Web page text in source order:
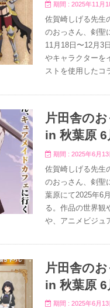
期間 : 2025年11月
佐賀崎しげる先生
のおっさん、剣聖
11月18日〜12月3
やキャラクターを
ストを使用したコ
片田舎の
in 秋葉原
期間 : 2025年6月13
佐賀崎しげる先生
のおっさん、剣聖
葉原にて2025年6
る。作品の世界観
や、アニメビジュ
片田舎の
in 秋葉原
期間 : 2025年6月13